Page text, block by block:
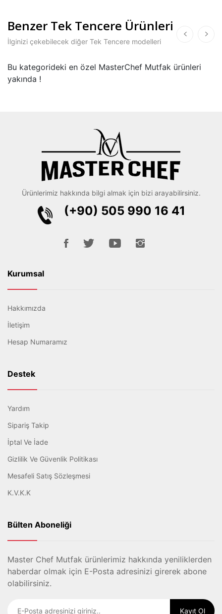
Benzer Tek Tencere Ürünleri
İlginizi çekebilecek diğer Tek Tencere modelleri
Bu kategorideki en özel MasterChef Mutfak ürünleri
yakında !
Ürünlerimiz hakkında bilgi almak için bizi arayabilirsiniz.
(+90) 505 990 16 41
Kurumsal
Hakkımızda
İletişim
Hesap Numaramız
Destek
Yardım
Sipariş Takip
İptal Ve İade
Gizlilik Ve Güvenlik Politikası
Mesafeli Satış Sözleşmesi
K.V.K.K
Bülten Aboneliği
Master Chef Mutfak ürünlerimiz hakkında yeniliklerden
haberdar olmak için E-Posta adresinizi girerek abone
olabilirsiniz.